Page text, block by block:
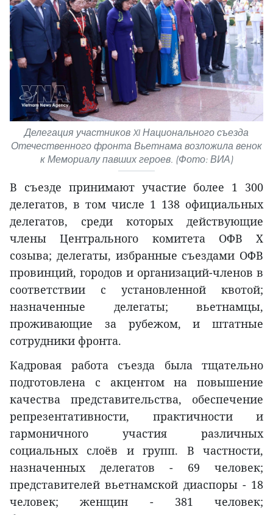
Делегация участников XI Национального съезда
Отечественного фронта Вьетнама возложила венок
к Мемориалу павших героев. (Фото: ВИА)
В съезде принимают участие более 1 300
делегатов, в том числе 1 138 официальных
делегатов, среди которых действующие
члены Центрального комитета ОФВ X
созыва; делегаты, избранные съездами ОФВ
провинций, городов и организаций-членов в
соответствии с установленной квотой;
назначенные делегаты; вьетнамцы,
проживающие за рубежом, и штатные
сотрудники фронта.
Кадровая работа съезда была тщательно
подготовлена с акцентом на повышение
качества представительства, обеспечение
репрезентативности, практичности и
гармоничного участия различных
социальных слоёв и групп. В частности,
назначенных делегатов - 69 человек;
представителей вьетнамской диаспоры - 18
человек; женщин - 381 человек;